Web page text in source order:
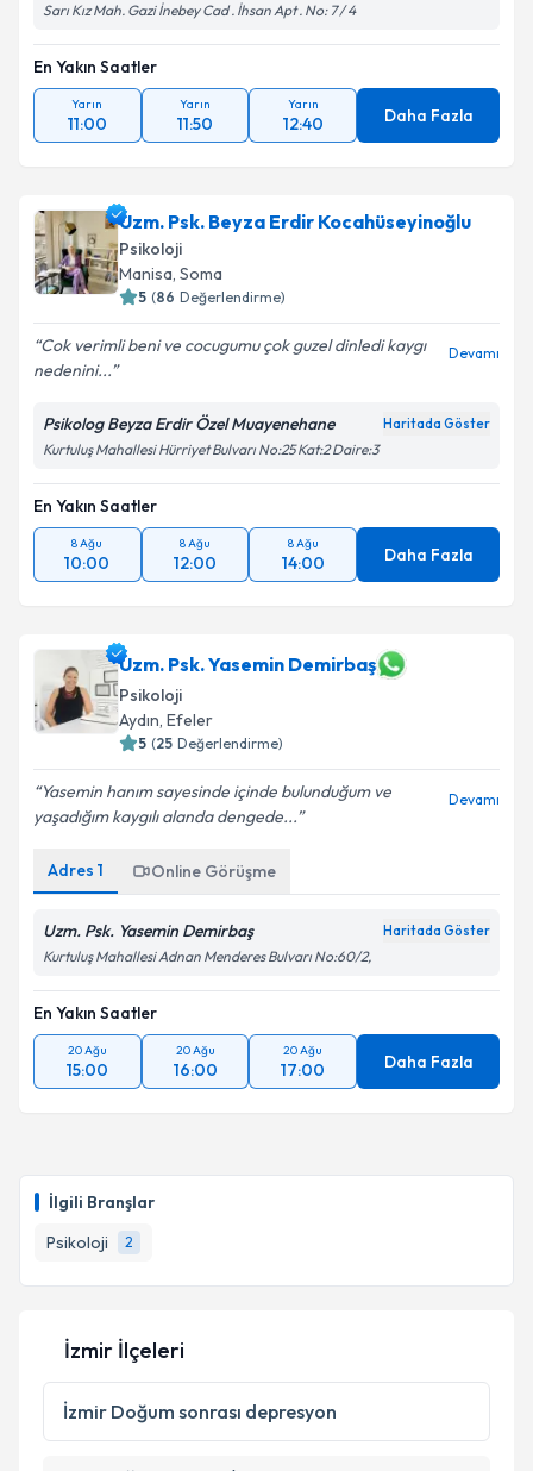
İlgili Branşlar
Psikoloji
2
Sarı Kız Mah. Gazi İnebey Cad . İhsan Apt . No: 7 / 4
En Yakın Saatler
Yarın
11:00
Yarın
11:50
Yarın
12:40 Daha Fazla
Uzm. Psk. Beyza Erdir Kocahüseyinoğlu
Psikoloji
Manisa, Soma
5 (86 Değerlendirme)
Cok verimli beni ve cocugumu çok guzel dinledi kaygı
nedenini...
Devamı
Psikolog Beyza Erdir Özel Muayenehane Haritada Göster
Kurtuluş Mahallesi Hürriyet Bulvarı No:25 Kat:2 Daire:3
En Yakın Saatler
8 Ağu
10:00
8 Ağu
12:00
8 Ağu
14:00 Daha Fazla
Uzm. Psk. Yasemin Demirbaş
Psikoloji
Aydın, Efeler
5 (25 Değerlendirme)
Yasemin hanım sayesinde içinde bulunduğum ve
yaşadığım kaygılı alanda dengede...
Devamı
Adres 1 Online Görüşme
Uzm. Psk. Yasemin Demirbaş Haritada Göster
Kurtuluş Mahallesi Adnan Menderes Bulvarı No:60/2,
En Yakın Saatler
20 Ağu
15:00
20 Ağu
16:00
20 Ağu
17:00 Daha Fazla
İzmir İlçeleri
İzmir Doğum sonrası depresyon